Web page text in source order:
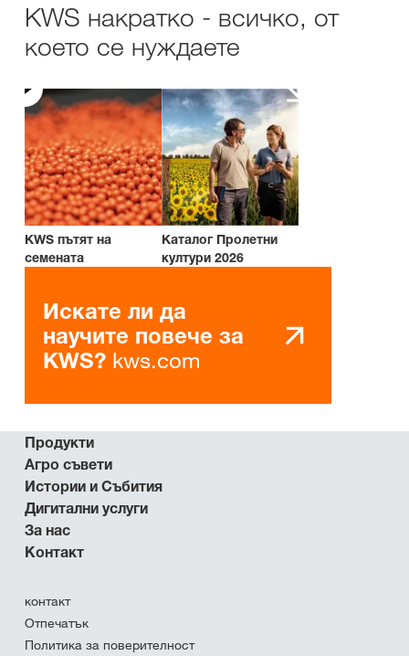
KWS накратко - всичко, от
което се нуждаете
KWS пътят на
семената
Каталог Пролетни
култури 2026
Искате ли да
научите повече за
KWS? kws.com
Продукти
Агро съвети
Истории и Събития
Дигитални услуги
За нас
Контакт
контакт
Отпечатък
Политика за поверителност